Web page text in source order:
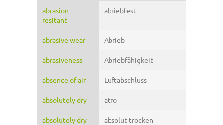
abrasion-
resitant
abriebfest
abrasive wear Abrieb
abrasiveness Abriebfähigkeit
absence of air Luftabschluss
absolutely dry atro
absolutely dry absolut trocken